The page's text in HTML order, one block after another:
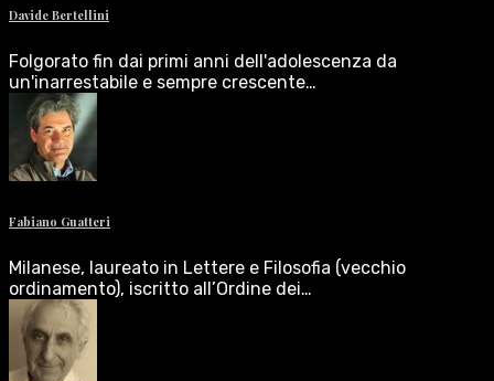
Davide Bertellini
Folgorato fin dai primi anni dell'adolescenza da
un'inarrestabile e sempre crescente…
Fabiano Guatteri
Milanese, laureato in Lettere e Filosofia (vecchio
ordinamento), iscritto all’Ordine dei…